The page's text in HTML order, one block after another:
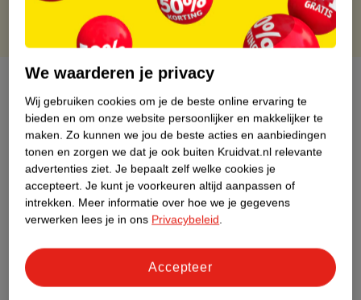
Over dit product
Productinformatie
Nature Impact Score
Dit product heeft (nog) geen Nature
Impact Score.
Meer informatie
Bestel & Bezorginformatie
We waarderen je privacy
Wij gebruiken cookies om je de beste online ervaring te
bieden en om onze website persoonlijker en makkelijker te
maken. Zo kunnen we jou de beste acties en aanbiedingen
tonen en zorgen we dat je ook buiten Kruidvat.nl relevante
advertenties ziet. Je bepaalt zelf welke cookies je
accepteert. Je kunt je voorkeuren altijd aanpassen of
intrekken. Meer informatie over hoe we je gegevens
verwerken lees je in ons Privacybeleid.
Accepteer